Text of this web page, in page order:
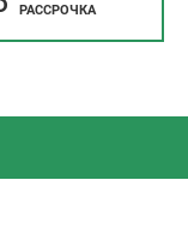
РАССРОЧКА